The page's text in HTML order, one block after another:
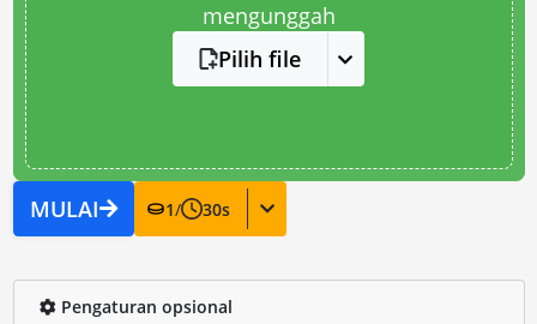
mengunggah
Pilih file
MULAI 1/ 30s
Pengaturan opsional